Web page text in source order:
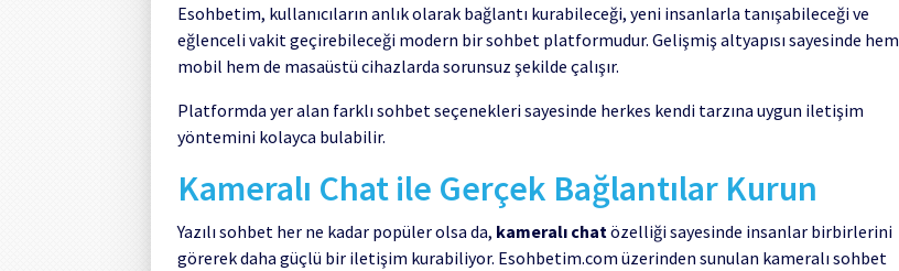
Esohbetim, kullanıcıların anlık olarak bağlantı kurabileceği, yeni insanlarla tanışabileceği ve
eğlenceli vakit geçirebileceği modern bir sohbet platformudur. Gelişmiş altyapısı sayesinde hem
mobil hem de masaüstü cihazlarda sorunsuz şekilde çalışır.
Platformda yer alan farklı sohbet seçenekleri sayesinde herkes kendi tarzına uygun iletişim
yöntemini kolayca bulabilir.
Kameralı Chat ile Gerçek Bağlantılar Kurun
Yazılı sohbet her ne kadar popüler olsa da, kameralı chatözelliği sayesinde insanlar birbirlerini
görerek daha güçlü bir iletişim kurabiliyor. Esohbetim.com üzerinden sunulan kameralı sohbet